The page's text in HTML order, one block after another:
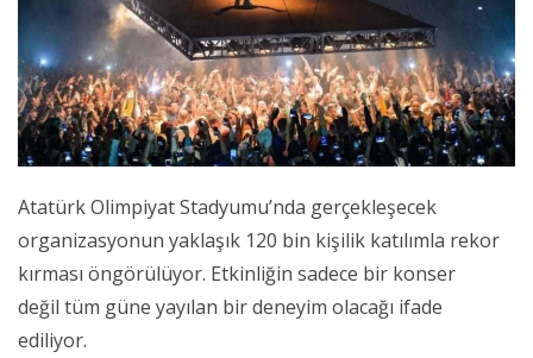
Atatürk Olimpiyat Stadyumu’nda gerçekleşecek
organizasyonun yaklaşık 120 bin kişilik katılımla rekor
kırması öngörülüyor. Etkinliğin sadece bir konser
değil tüm güne yayılan bir deneyim olacağı ifade
ediliyor.